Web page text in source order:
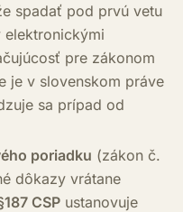
spadať pod prvú vetu
elektronickými
pre zákonom
je v slovenskom práve
sa prípad od
poriadku (zákon č.
dôkazy vrátane
CSP ustanovuje